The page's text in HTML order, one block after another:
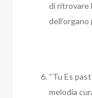
di ritrovare
“Tu Es
melodia